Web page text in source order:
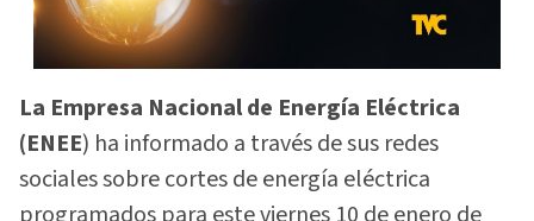
La Empresa Nacional de Energía Eléctrica
(ENEE) ha informado a través de sus redes
sociales sobre cortes de energía eléctrica